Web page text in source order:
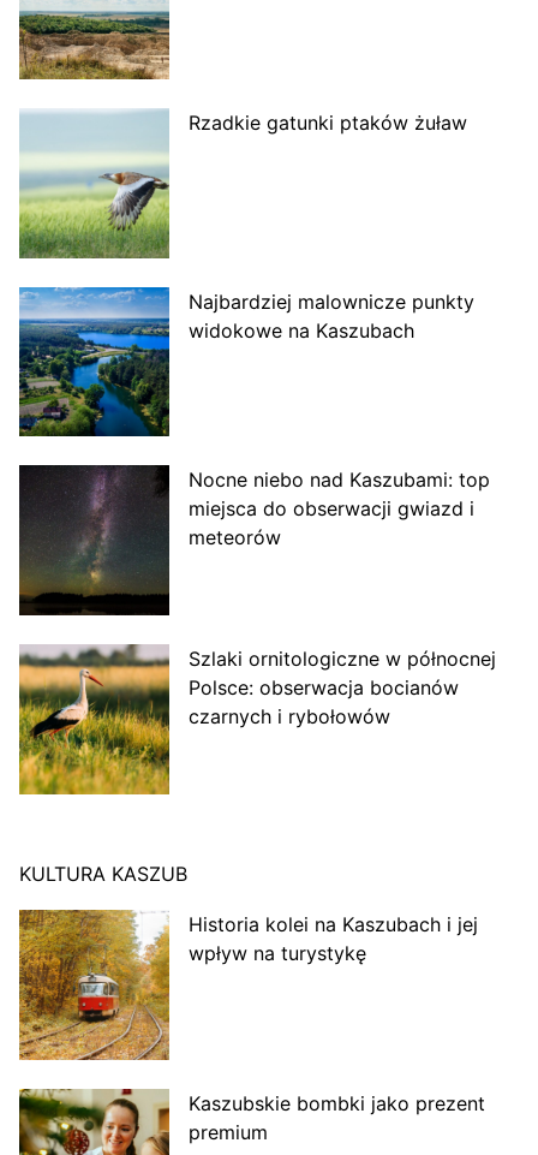
Rzadkie gatunki ptaków żuław
Najbardziej malownicze punkty
widokowe na Kaszubach
Nocne niebo nad Kaszubami: top
miejsca do obserwacji gwiazd i
meteorów
Szlaki ornitologiczne w północnej
Polsce: obserwacja bocianów
czarnych i rybołowów
KULTURA KASZUB
Historia kolei na Kaszubach i jej
wpływ na turystykę
Kaszubskie bombki jako prezent
premium